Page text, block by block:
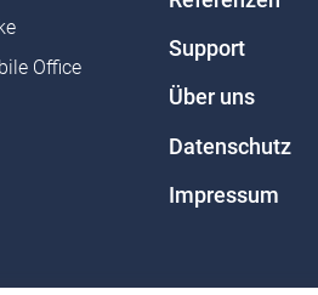
Office
Support
Über uns
Datenschutz
Impressum